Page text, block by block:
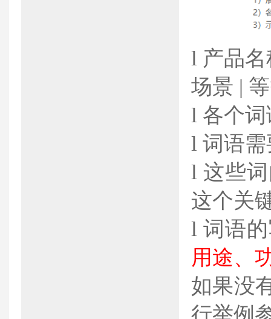
l 产品
场景 |
l 各个
l 词语
l 这些
这个关
l 词语
用途、
如果没